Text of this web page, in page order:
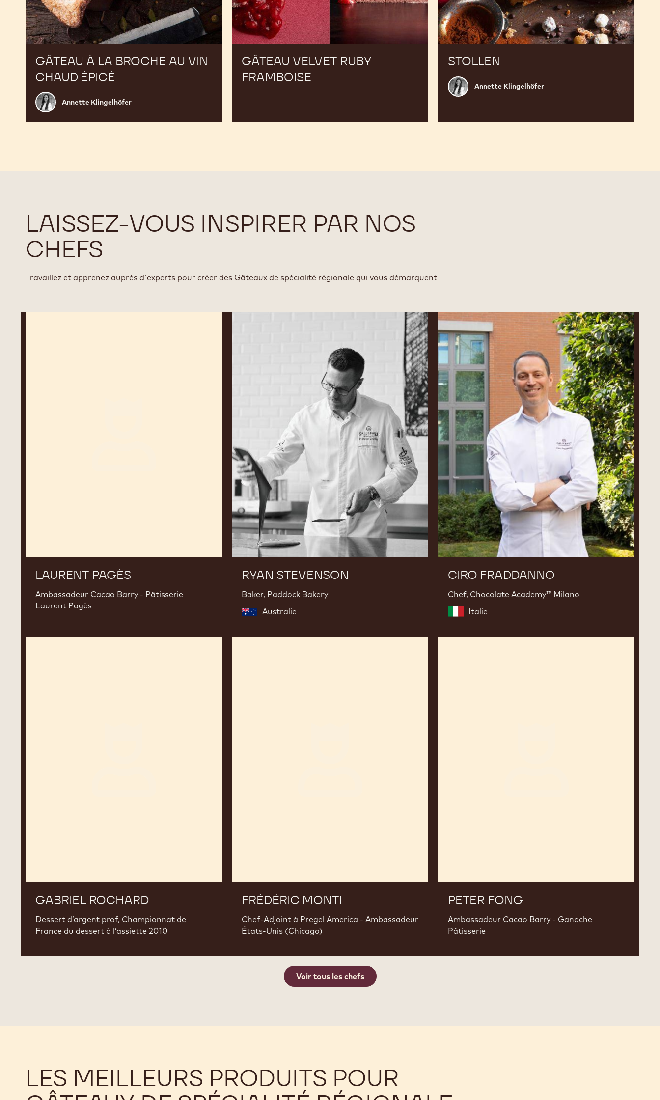
GÂTEAU À LA BROCHE AU VIN
CHAUD ÉPICÉ
Annette
Klingelhöfer
Annette Klingelhöfer
GÂTEAU VELVET RUBY
FRAMBOISE
STOLLEN
Annette
Klingelhöfer
Annette Klingelhöfer
LAISSEZ-VOUS INSPIRER PAR NOS
CHEFS
Travaillez et apprenez auprès d'experts pour créer des Gâteaux de spécialité régionale qui vous démarquent
LAURENT PAGÈS
Ambassadeur Cacao Barry - Pâtisserie
Laurent Pagès
RYAN STEVENSON
Baker, Paddock Bakery
Australie
CIRO FRADDANNO
Chef, Chocolate Academy™ Milano
Italie
Ciro
Fraddanno
GABRIEL ROCHARD
Dessert d’argent prof, Championnat de
France du dessert à l’assiette 2010
FRÉDÉRIC MONTI
Chef-Adjoint à Pregel America - Ambassadeur
États-Unis (Chicago)
PETER FONG
Ambassadeur Cacao Barry - Ganache
Pâtisserie
Voir tous les chefs
LES MEILLEURS PRODUITS POUR